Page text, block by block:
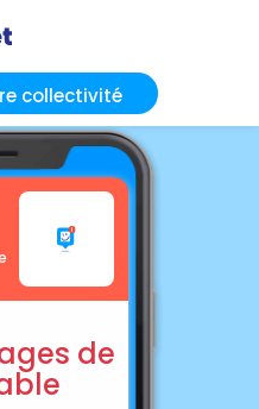
collectivité
de